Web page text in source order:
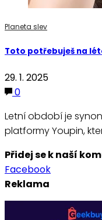
Planeta slev
Toto potřebuješ na
29. 1. 2025
0
Letní období je
platformy Youpin,
Přidej se k naší
Facebook
Reklama